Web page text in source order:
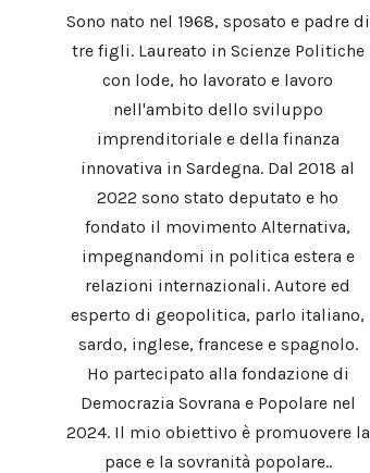
Sono nato nel 1968, sposato e padre di
tre figli. Laureato in Scienze Politiche
con lode, ho lavorato e lavoro
nell'ambito dello sviluppo
imprenditoriale e della finanza
innovativa in Sardegna. Dal 2018 al
2022 sono stato deputato e ho
fondato il movimento Alternativa,
impegnandomi in politica estera e
relazioni internazionali. Autore ed
esperto di geopolitica, parlo italiano,
sardo, inglese, francese e spagnolo.
Ho partecipato alla fondazione di
Democrazia Sovrana e Popolare nel
2024. Il mio obiettivo è promuovere la
pace e la sovranità popolare..